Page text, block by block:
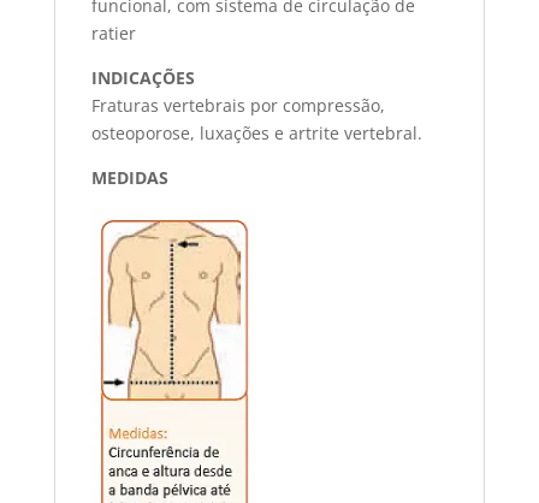
funcional, com sistema de circulação de
ratier
INDICAÇÕES
Fraturas vertebrais por compressão,
osteoporose, luxações e artrite vertebral.
MEDIDAS